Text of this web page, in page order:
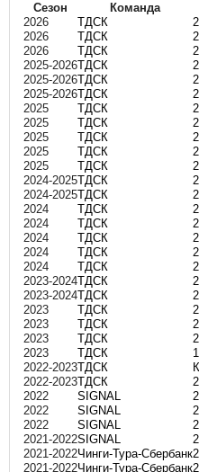
Сезон
Команда
2026
ТДСК
2026
ТДСК
2026
ТДСК
2025-2026ТДСК
2025-2026ТДСК
2025-2026ТДСК
2025
ТДСК
2025
ТДСК
2025
ТДСК
2025
ТДСК
2025
ТДСК
2024-2025ТДСК
2024-2025ТДСК
2024
ТДСК
2024
ТДСК
2024
ТДСК
2024
ТДСК
2024
ТДСК
2023-2024ТДСК
2023-2024ТДСК
2023
ТДСК
2023
ТДСК
2023
ТДСК
2023
ТДСК
2022-2023ТДСК
2022-2023ТДСК
2022
SIGNAL
2022
SIGNAL
2022
SIGNAL
2021-2022SIGNAL
2021-2022Чинги-Тура-Сбербанк
2021-2022Чинги-Тура-Сбербанк